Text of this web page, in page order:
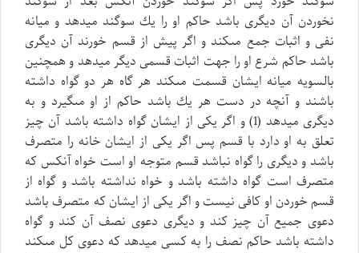
نخوردن آن ديگرى باشد حاكم او را يك سوگند ميدهد و ميانه
نفى و اثبات جمع مىكند و اگر پيش از قسم خورند آن ديگرى
باشد حاكم شرع او را جهت اثبات قسمى ديگر ميدهد و همچنين
بالسويه ميانه ايشان قسمت مىكند هر گاه هر دو گواه داشته
باشند و آنچه در دست هر يك باشد حاكم از او مىگيرد و به
ديگرى ميدهد (1) و اگر يكى از ايشان گواه داشته باشد آن چيز
تعلق به او دارد با قسم پس اگر يكى از ايشان خانه را متصرف
باشد و ديگرى را گواه نباشد قسم متوجه او است خواه آنكس كه
متصرف است گواه داشته باشد و خواه نداشته باشد و گواه از
قسم خوردن او كافى نيست و اگر يكى از ايشان كه متصرف باشد
دعوى جميع آن چيز كند و ديگرى دعوى نصف آن كند و گواه
داشته باشد حاكم نصف را به كسى ميدهد كه دعوى كل مىكند